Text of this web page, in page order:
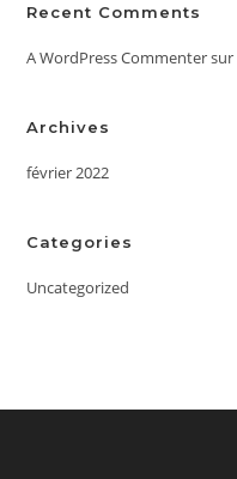
Recent Comments
A WordPress Commentersur
Archives
février 2022
Categories
Uncategorized